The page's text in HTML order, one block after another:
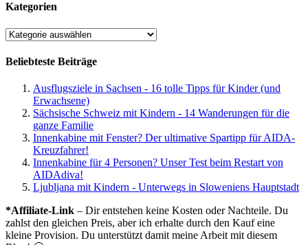
Kategorien
Kategorien
Beliebteste Beiträge
Ausflugsziele in Sachsen - 16 tolle Tipps für Kinder (und
Erwachsene)
Sächsische Schweiz mit Kindern - 14 Wanderungen für die
ganze Familie
Innenkabine mit Fenster? Der ultimative Spartipp für AIDA-
Kreuzfahrer!
Innenkabine für 4 Personen? Unser Test beim Restart von
AIDAdiva!
Ljubljana mit Kindern - Unterwegs in Sloweniens Hauptstadt
*Affiliate-Link – Dir entstehen keine Kosten oder Nachteile. Du
zahlst den gleichen Preis, aber ich erhalte durch den Kauf eine
kleine Provision. Du unterstützt damit meine Arbeit mit diesem